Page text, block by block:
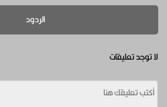
الردود
لا توجد تعليقات